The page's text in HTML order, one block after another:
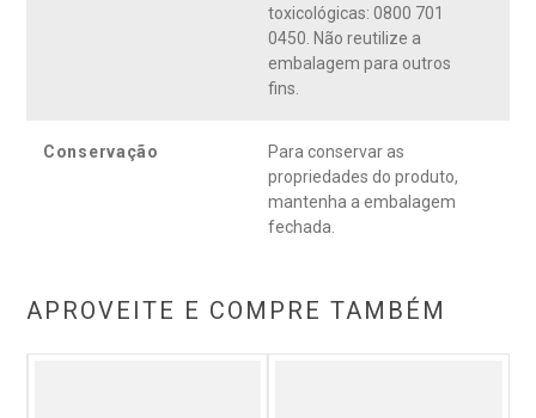
toxicológicas: 0800 701
0450. Não reutilize a
embalagem para outros
fins.
Conservação
Para conservar as
propriedades do produto,
mantenha a embalagem
fechada.
APROVEITE E COMPRE TAMBÉM